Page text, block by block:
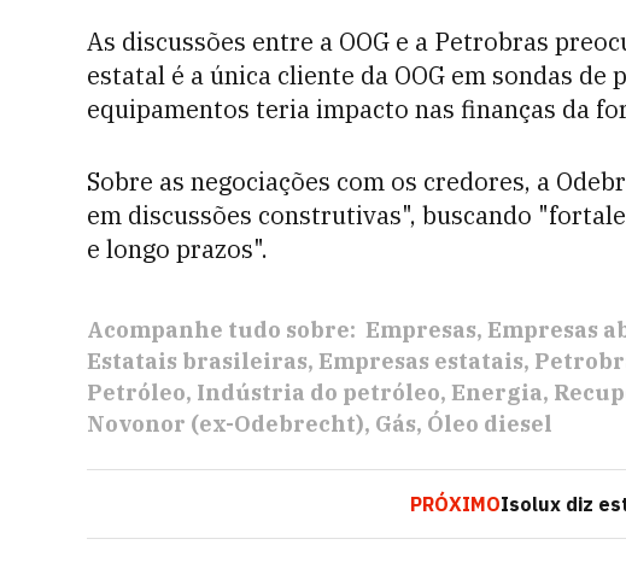
As discussões entre a OOG e a Petrobras
estatal é a única cliente da OOG em sondas de
equipamentos teria impacto nas finanças da
Sobre as negociações com os credores, a
em discussões construtivas", buscando
e longo prazos".
Acompanhe tudo sobre: Empresas Empresas
Estatais brasileiras Empresas estatais
Petróleo Indústria do petróleo Energia
Novonor (ex-Odebrecht) Gás Óleo diesel
PRÓXIMOIsolux diz